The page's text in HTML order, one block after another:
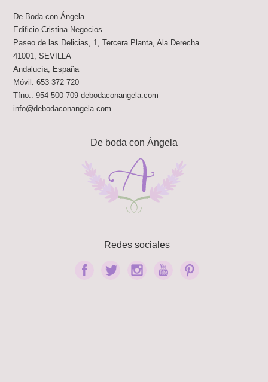
De Boda con Ángela
Edificio Cristina Negocios
Paseo de las Delicias, 1, Tercera Planta, Ala Derecha
41001
,SEVILLA
Andalucía España
Móvil:653 372 720
Tfno.:954 500 709 debodaconangela.com
info@debodaconangela.com
De boda con Ángela
Redes sociales